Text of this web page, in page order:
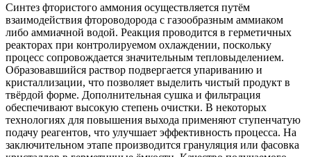
Синтез фтористого аммония осуществляется путём
взаимодействия фтороводорода с газообразным аммиаком
либо аммиачной водой. Реакция проводится в герметичных
реакторах при контролируемом охлаждении, поскольку
процесс сопровождается значительным тепловыделением.
Образовавшийся раствор подвергается упариванию и
кристаллизации, что позволяет выделить чистый продукт в
твёрдой форме. Дополнительная сушка и фильтрация
обеспечивают высокую степень очистки. В некоторых
технологиях для повышения выхода применяют ступенчатую
подачу реагентов, что улучшает эффективность процесса. На
заключительном этапе производится грануляция или фасовка